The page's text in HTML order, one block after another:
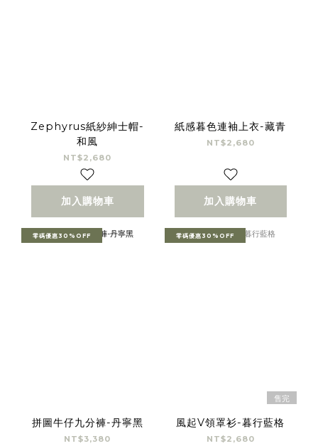
Zephyrus紙紗紳士帽-
和風
NT$2,680
加入購物車
紙感暮色連袖上衣-藏青
NT$2,680
加入購物車
零碼優惠30%OFF
拼圖牛仔九分褲-丹寧黑
NT$3,380
零碼優惠30%OFF
售完
風起V領罩衫-暮行藍格
NT$2,680